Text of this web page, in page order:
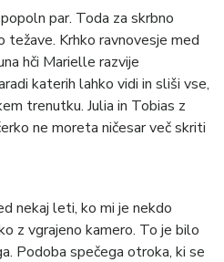
par. Toda za skrbno
težave. Krhko ravnovesje med
hči Marielle razvije
katerih lahko vidi in sliši vse,
trenutku. Julia in Tobias z
ne moreta ničesar več skriti
nekaj leti, ko mi je nekdo
z vgrajeno kamero. To je bilo
Podoba spečega otroka, ki se